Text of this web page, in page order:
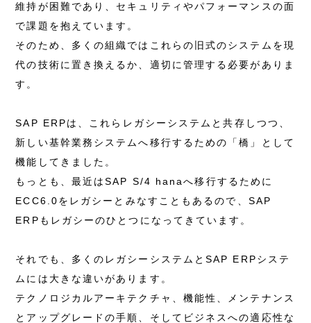
維持が困難であり、セキュリティやパフォーマンスの面
で課題を抱えています。
そのため、多くの組織ではこれらの旧式のシステムを現
代の技術に置き換えるか、適切に管理する必要がありま
す。
SAP ERPは、これらレガシーシステムと共存しつつ、
新しい基幹業務システムへ移行するための「橋」として
機能してきました。
もっとも、最近はSAP S/4 hanaへ移行するために
ECC6.0をレガシーとみなすこともあるので、SAP
ERPもレガシーのひとつになってきています。
それでも、多くのレガシーシステムとSAP ERPシステ
ムには大きな違いがあります。
テクノロジカルアーキテクチャ、機能性、メンテナンス
とアップグレードの手順、そしてビジネスへの適応性な